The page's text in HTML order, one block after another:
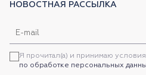
НОВОСТНАЯ РАССЫЛКА
Я прочитал(а) и принимаю условия
по обработке персональных